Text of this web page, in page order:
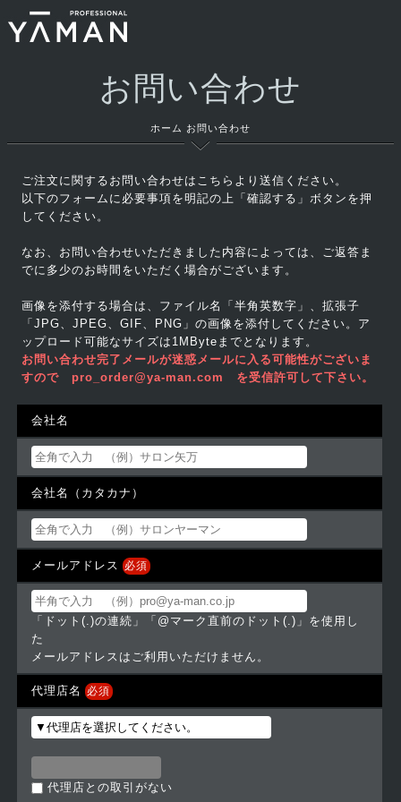
お問い合わせ
ホーム お問い合わせ
ご注文に関するお問い合わせはこちらより送信ください。
以下のフォームに必要事項を明記の上「確認する」ボタンを押
してください。
なお、お問い合わせいただきました内容によっては、ご返答ま
でに多少のお時間をいただく場合がございます。
画像を添付する場合は、ファイル名「半角英数字」、拡張子
「JPG、JPEG、GIF、PNG」の画像を添付してください。ア
ップロード可能なサイズは1MByteまでとなります。
お問い合わせ完了メールが迷惑メールに入る可能性がございま
すので pro_order@ya-man.com を受信許可して下さい。
会社名
会社名（カタカナ）
メールアドレス 必須
「ドット(.)の連続」「@マーク直前のドット(.)」を使用し
た
メールアドレスはご利用いただけません。
代理店名 必須
代理店との取引がない